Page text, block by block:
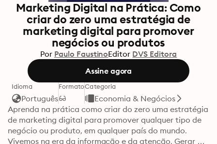
Marketing Digital na Prática: Como
criar do zero uma estratégia de
marketing digital para promover
negócios ou produtos
Por Paulo FaustinoEditor DVS Editora
Assine agora
Idioma
Português
FormatoCategoria
Economia & Negócios
Aprenda na prática como criar do zero uma estratégia
de marketing digital para promover qualquer tipo de
negócio ou produto, em qualquer país do mundo.
Vivemos na era da informação e da atenção. Gerar